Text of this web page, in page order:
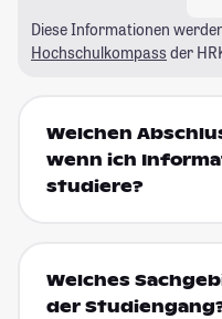
Diese Informationen
Hochschulkompass der
Welchen
wenn ich
studiere?
Welches
der